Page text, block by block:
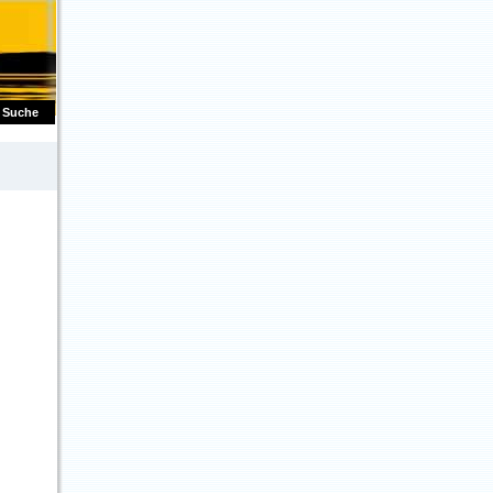
Suche